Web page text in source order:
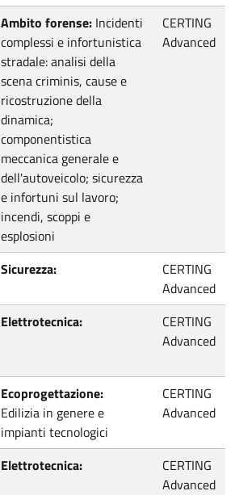
Ambito forense: Incidenti
complessi e infortunistica
stradale: analisi della
scena criminis, cause e
ricostruzione della
dinamica;
componentistica
meccanica generale e
dell'autoveicolo; sicurezza
e infortuni sul lavoro;
incendi, scoppi e
esplosioni
CERTING
Advanced
Sicurezza:
CERTING
Advanced
Elettrotecnica:
CERTING
Advanced
Ecoprogettazione:
Edilizia in genere e
impianti tecnologici
CERTING
Advanced
Elettrotecnica:
CERTING
Advanced